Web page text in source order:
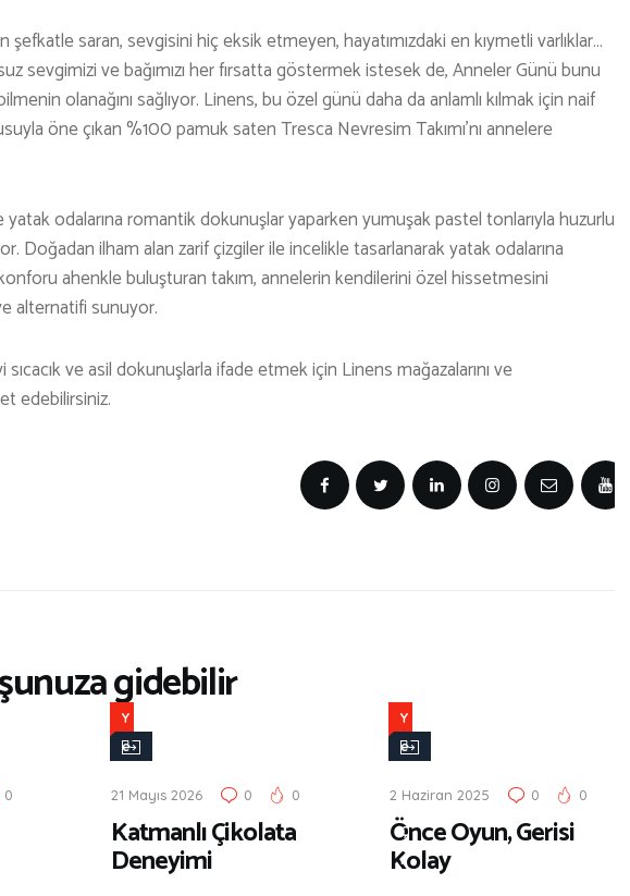
şefkatle saran, sevgisini hiç eksik etmeyen, hayatımızdaki en kıymetli varlıklar…
sevgimizi ve bağımızı her fırsatta göstermek istesek de, Anneler Günü bunu
olanağını sağlıyor. Linens, bu özel günü daha da anlamlı kılmak için naif
öne çıkan %100 pamuk saten Tresca Nevresim Takımı’nı annelere
odalarına romantik dokunuşlar yaparken yumuşak pastel tonlarıyla huzurlu
Doğadan ilham alan zarif çizgiler ile incelikle tasarlanarak yatak odalarına
konforu ahenkle buluşturan takım, annelerin kendilerini özel hissetmesini
alternatifi sunuyor.
ve asil dokunuşlarla ifade etmek için Linens mağazalarını ve
edebilirsiniz.
gidebilir
0
Y
e
i
Ç
ı
21 Mayıs 2026 0 0
Katmanlı Çikolata
Deneyimi
Y
e
i
Ç
ı
2 Haziran 2025 0 0
Önce Oyun, Gerisi
Kolay